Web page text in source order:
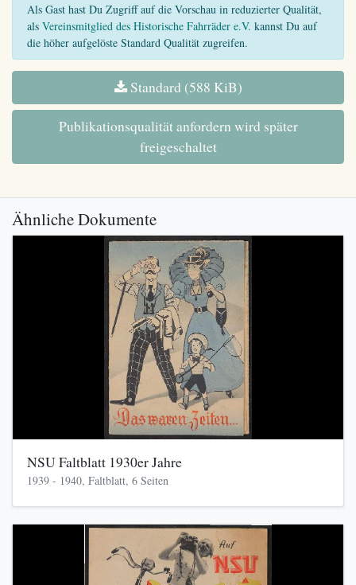
Als Gast hast Du Zugriff auf die Vorschau in reduzierter Qualität,
als Vereinsmitglied des Historische Fahrräder e.V. kannst Du auf
die höher aufgelöste Standard Qualität zugreifen.
Standard (588 KiB)
Publikationsqualität anfordern wird später
freigeschaltet
Ähnliche Dokumente
NSU Faltblatt 1930er Jahre
1939 - 1940, Faltblatt, 6 Seiten